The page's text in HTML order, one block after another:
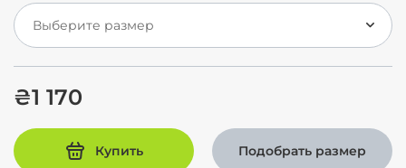
Выберите размер
₴1 170
Купить Подобрать размер